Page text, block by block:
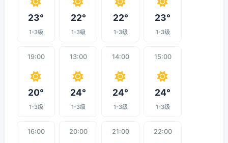
23°
1-3级
22°
1-3级
22°
1-3级
23°
1-3级
19:00
20°
1-3级
13:00
24°
1-3级
14:00
24°
1-3级
15:00
24°
1-3级
16:00 20:00 21:00 22:00